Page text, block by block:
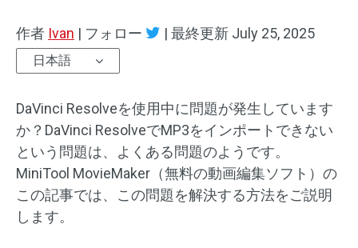
テキスト/エレメント
回転/反転
バッチ処理
作者 Ivan | フォロー | 最終更新 July 25, 2025
日本語
DaVinci Resolveを使用中に問題が発生しています
か？DaVinci ResolveでMP3をインポートできない
という問題は、よくある問題のようです。
MiniTool MovieMaker（無料の動画編集ソフト）の
この記事では、この問題を解決する方法をご説明
します。